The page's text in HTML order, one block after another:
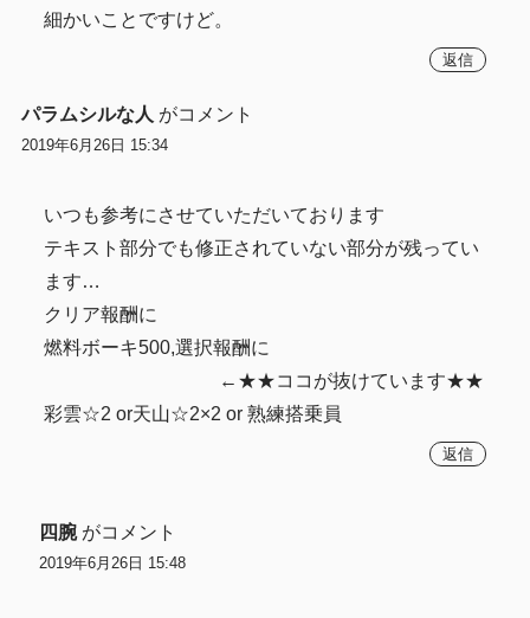
細かいことですけど。
返信
パラムシルな人 がコメント
2019年6月26日 15:34
いつも参考にさせていただいております
テキスト部分でも修正されていない部分が残ってい
ます…
クリア報酬に
燃料ボーキ500,選択報酬に
←★★ココが抜けています★★
彩雲☆2 or天山☆2×2 or 熟練搭乗員
返信
四腕 がコメント
2019年6月26日 15:48